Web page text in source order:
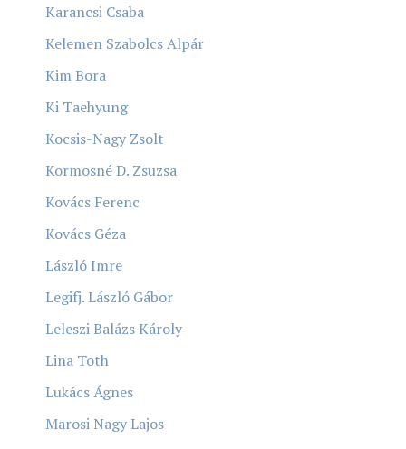
Karancsi Csaba
Kelemen Szabolcs Alpár
Kim Bora
Ki Taehyung
Kocsis-Nagy Zsolt
Kormosné D. Zsuzsa
Kovács Ferenc
Kovács Géza
László Imre
Legifj. László Gábor
Leleszi Balázs Károly
Lina Toth
Lukács Ágnes
Marosi Nagy Lajos